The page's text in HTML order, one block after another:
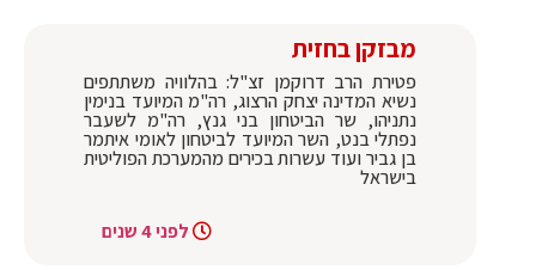
מבזקן בחזית
פטירת הרב דרוקמן זצ"ל: בהלוויה משתתפים
נשיא המדינה יצחק הרצוג, רה"מ המיועד בנימין
נתניהו, שר הביטחון בני גנץ, רה"מ לשעבר
נפתלי בנט, השר המיועד לביטחון לאומי איתמר
בן גביר ועוד עשרות בכירים מהמערכת הפוליטית
בישראל
לפני 4 שנים